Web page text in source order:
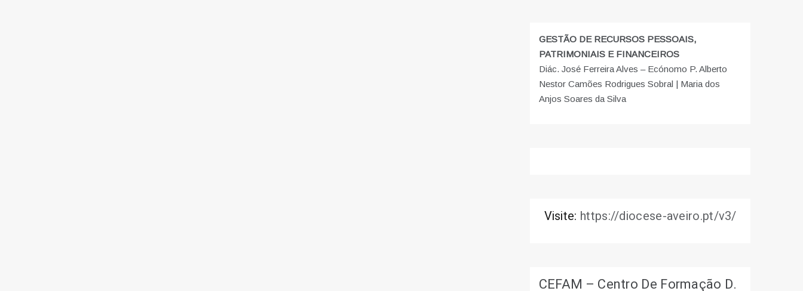
GESTÃO DE RECURSOS PESSOAIS,
PATRIMONIAIS E FINANCEIROS
Diác. José Ferreira Alves – Ecónomo P. Alberto
Nestor Camões Rodrigues Sobral | Maria dos
Anjos Soares da Silva
Visite: https://diocese-aveiro.pt/v3/
CEFAM – Centro De Formação D.